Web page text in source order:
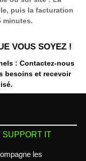
puis la facturation
minutes.
VOUS SOYEZ !
: Contactez-nous
besoins et recevoir
.
SUPPORT IT
les